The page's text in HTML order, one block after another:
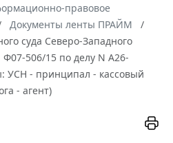
правовое
Документы ленты ПРАЙМ
суда Северо-Западного
Ф07-506/15 по делу N А26-
УСН - принципал - кассовый
- агент)